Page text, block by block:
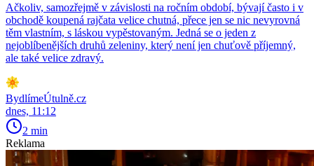
Ačkoliv, samozřejmě v závislosti na ročním období, bývají často i v
obchodě koupená rajčata velice chutná, přece jen se nic nevyrovná
těm vlastním, s láskou vypěstovaným. Jedná se o jeden z
nejoblíbenějších druhů zeleniny, který není jen chuťově příjemný,
ale také velice zdravý.
BydlímeÚtulně.cz
dnes, 11:12
2 min
Reklama